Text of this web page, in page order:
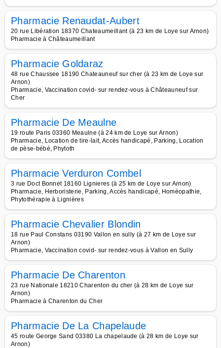
Pharmacie Renaudat-Aubert
20 rue Libération 18370 Chateaumeillant (à 23 km de Loye sur Arnon)
Pharmacie à Châteaumeillant
Pharmacie Goldaraz
48 rue Chaussee 18190 Chateauneuf sur cher (à 23 km de Loye sur
Arnon)
Pharmacie, Vaccination covid- sur rendez-vous à Châteauneuf sur
Cher
Pharmacie De Meaulne
19 route Paris 03360 Meaulne (à 24 km de Loye sur Arnon)
Pharmacie, Location de tire-lait, Accès handicapé, Parking, Location
de pèse-bébé, Phytoth
Pharmacie Verduron Combel
3 rue Doct Bonnet 18160 Lignieres (à 25 km de Loye sur Arnon)
Pharmacie, Herboristerie, Parking, Accès handicapé, Homéopathie,
Phytothérapie à Lignières
Pharmacie Chevalier Blondin
18 rue Paul Constans 03190 Vallon en sully (à 27 km de Loye sur
Arnon)
Pharmacie, Vaccination covid- sur rendez-vous à Vallon en Sully
Pharmacie De Charenton
23 rue Nationale 18210 Charenton du cher (à 28 km de Loye sur
Arnon)
Pharmacie à Charenton du Cher
Pharmacie De La Chapelaude
45 route George Sand 03380 La chapelaude (à 28 km de Loye sur
Arnon)